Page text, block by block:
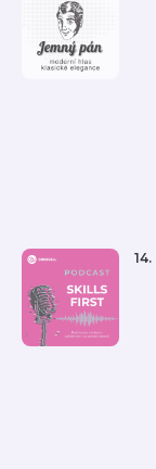
14.